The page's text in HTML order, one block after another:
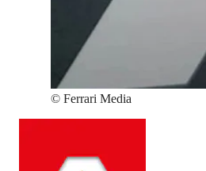
© Ferrari Media